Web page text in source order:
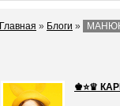
Главная » Блоги »
♚⭐♛